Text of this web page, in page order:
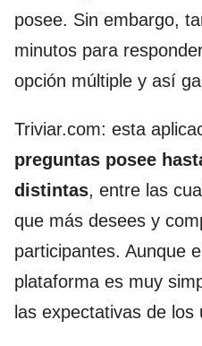
posee. Sin embargo,
minutos para
opción múltiple y así
Triviar.com: esta
preguntas posee
distintas, entre las
que más desees y
participantes. Aunque
plataforma es muy
las expectativas de